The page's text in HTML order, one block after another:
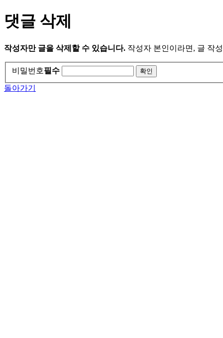
댓글 삭제
작성자만 글을 삭제할 수 있습니다. 작성자 본인이라면, 글 작
비밀번호필수
돌아가기